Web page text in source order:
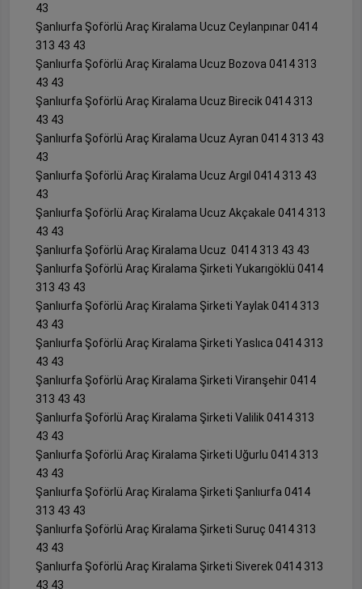
43
Şanlıurfa Şoförlü Araç Kiralama Ucuz Ceylanpınar 0414
313 43 43
Şanlıurfa Şoförlü Araç Kiralama Ucuz Bozova 0414 313
43 43
Şanlıurfa Şoförlü Araç Kiralama Ucuz Birecik 0414 313
43 43
Şanlıurfa Şoförlü Araç Kiralama Ucuz Ayran 0414 313 43
43
Şanlıurfa Şoförlü Araç Kiralama Ucuz Argıl 0414 313 43
43
Şanlıurfa Şoförlü Araç Kiralama Ucuz Akçakale 0414 313
43 43
Şanlıurfa Şoförlü Araç Kiralama Ucuz 0414 313 43 43
Şanlıurfa Şoförlü Araç Kiralama Şirketi Yukarıgöklü 0414
313 43 43
Şanlıurfa Şoförlü Araç Kiralama Şirketi Yaylak 0414 313
43 43
Şanlıurfa Şoförlü Araç Kiralama Şirketi Yaslıca 0414 313
43 43
Şanlıurfa Şoförlü Araç Kiralama Şirketi Viranşehir 0414
313 43 43
Şanlıurfa Şoförlü Araç Kiralama Şirketi Valilik 0414 313
43 43
Şanlıurfa Şoförlü Araç Kiralama Şirketi Uğurlu 0414 313
43 43
Şanlıurfa Şoförlü Araç Kiralama Şirketi Şanlıurfa 0414
313 43 43
Şanlıurfa Şoförlü Araç Kiralama Şirketi Suruç 0414 313
43 43
Şanlıurfa Şoförlü Araç Kiralama Şirketi Siverek 0414 313
43 43